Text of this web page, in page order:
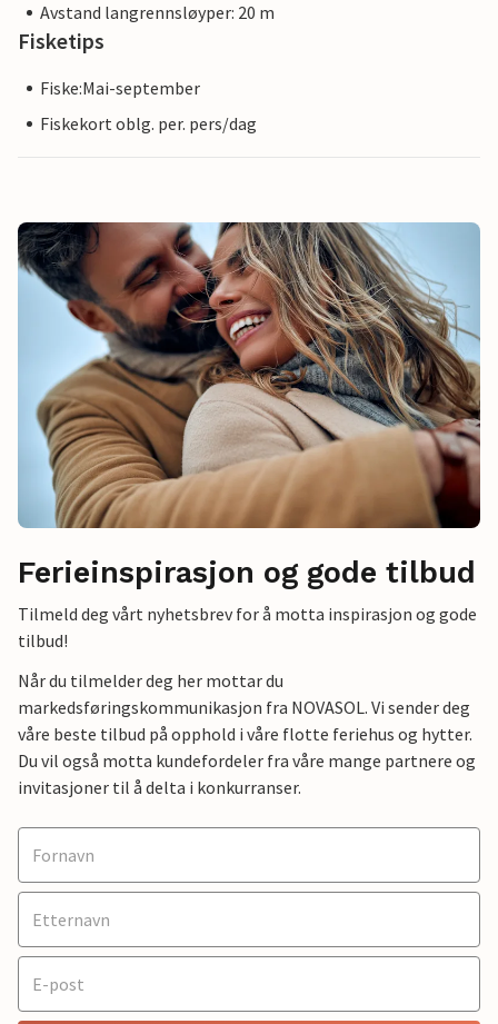
Avstand langrennsløyper: 20 m
Fisketips
Fiske:Mai-september
Fiskekort oblg. per. pers/dag
Ferieinspirasjon og gode tilbud
Tilmeld deg vårt nyhetsbrev for å motta inspirasjon og gode
tilbud!
Når du tilmelder deg her mottar du
markedsføringskommunikasjon fra NOVASOL. Vi sender deg
våre beste tilbud på opphold i våre flotte feriehus og hytter.
Du vil også motta kundefordeler fra våre mange partnere og
invitasjoner til å delta i konkurranser.